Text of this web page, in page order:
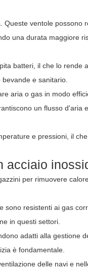
Queste ventole possono
una durata maggiore
batteri, il che lo rende
e sanitario.
aria o gas in modo
un flusso d'aria
e pressioni, il
acciaio
per rimuovere
sono resistenti ai gas
in questi settori.
adatti alla gestione
è fondamentale.
delle navi e